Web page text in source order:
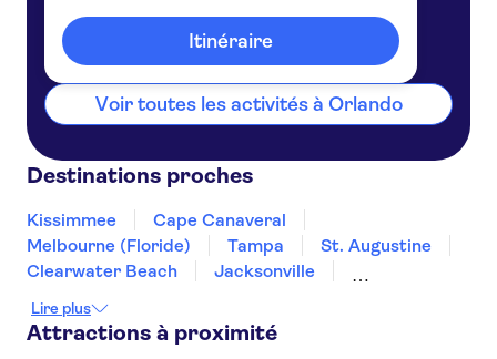
Itinéraire
États-Unis d'Amérique
Voir toutes les activités à Orlando
Destinations proches
Kissimmee
Cape Canaveral
Melbourne (Floride)
Tampa
St. Augustine
Clearwater Beach
Jacksonville
Fort Lauderdale
Miami Beach
Savannah
Key West
Lire plus
Attractions à proximité